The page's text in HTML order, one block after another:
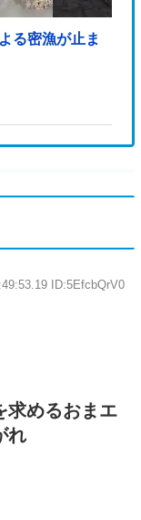
る密漁が止ま
ID:5EfcbQrV0
求めるおまエ
れ